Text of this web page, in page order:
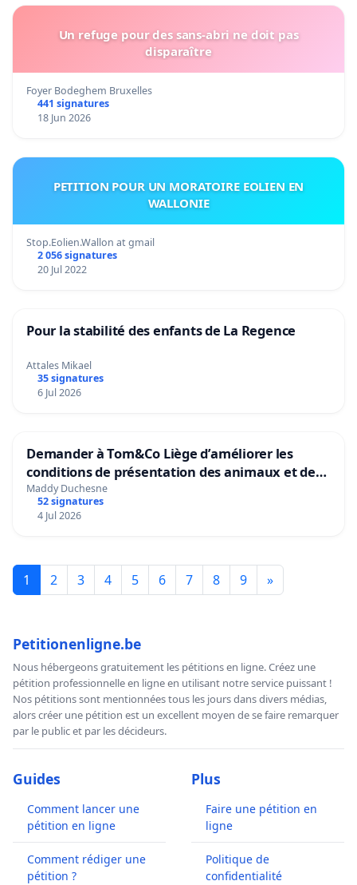
Un refuge pour des sans-abri ne doit pas
disparaître
Foyer Bodeghem Bruxelles
441 signatures
18 Jun 2026
PETITION POUR UN MORATOIRE EOLIEN EN
WALLONIE
Stop.Eolien.Wallon at gmail
2 056 signatures
20 Jul 2022
Pour la stabilité des enfants de La Regence
Attales Mikael
35 signatures
6 Jul 2026
Demander à Tom&Co Liège d’améliorer les
conditions de présentation des animaux et de
mettre fin à la vente d’animaux en magasin
Maddy Duchesne
52 signatures
4 Jul 2026
1 2 3 4 5 6 7 8 9 »
Petitionenligne.be
Nous hébergeons gratuitement les pétitions en ligne. Créez une
pétition professionnelle en ligne en utilisant notre service puissant !
Nos pétitions sont mentionnées tous les jours dans divers médias,
alors créer une pétition est un excellent moyen de se faire remarquer
par le public et par les décideurs.
Guides
Comment lancer une
pétition en ligne
Comment rédiger une
pétition ?
Plus
Faire une pétition en
ligne
Politique de
confidentialité